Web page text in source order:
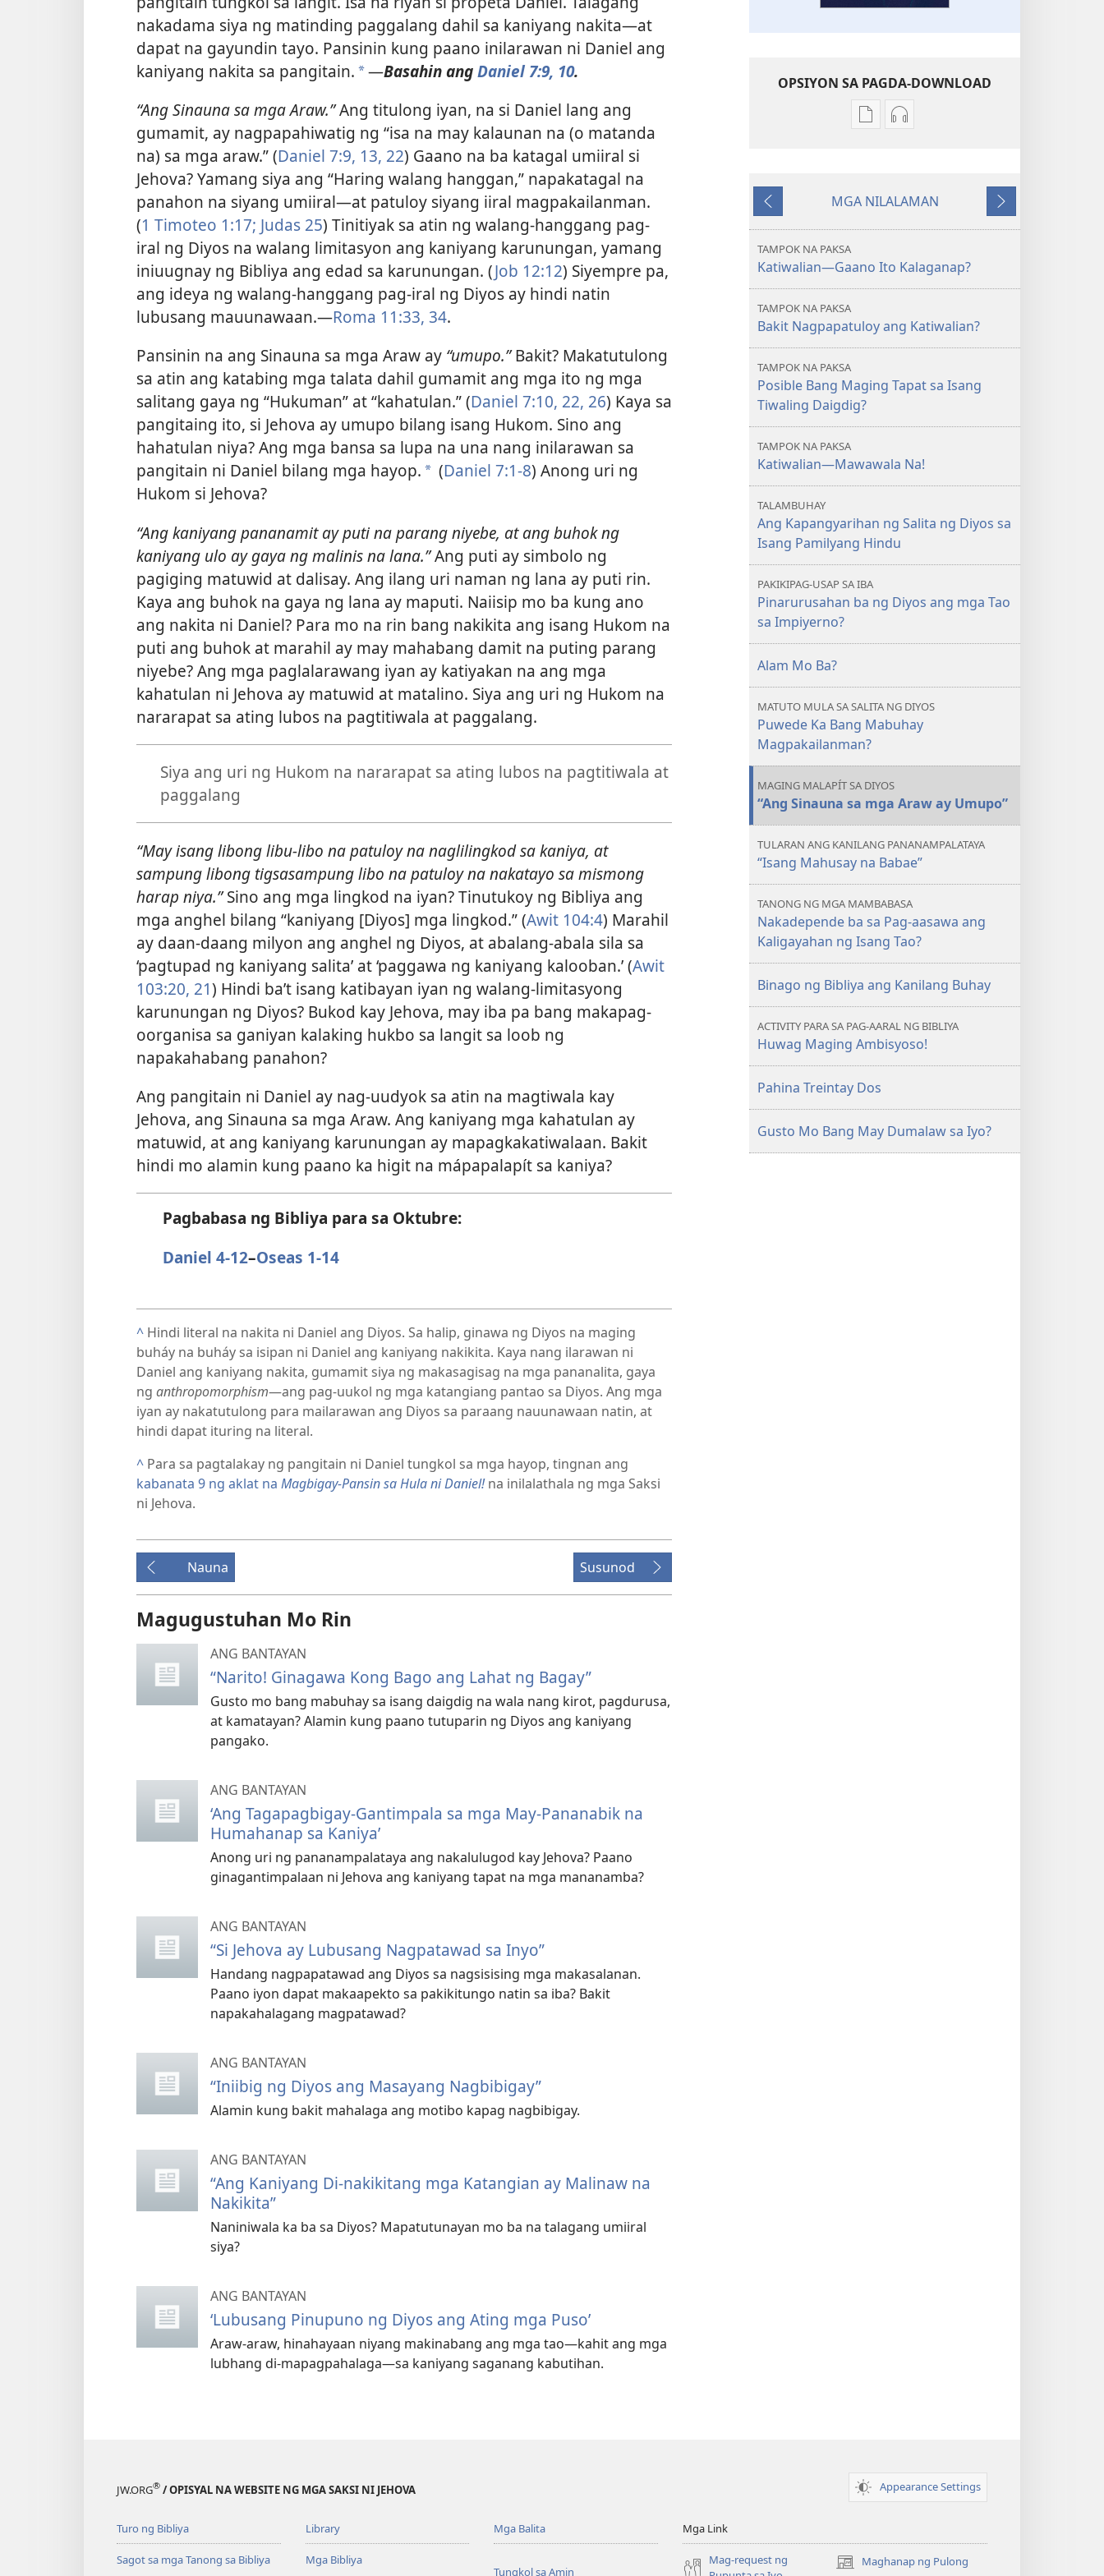
nakadama siya ng matinding paggalang dahil sa kaniyang nakita​—at
dapat na gayundin tayo. Pansinin kung paano inilarawan ni Daniel ang
kaniyang nakita sa pangitain. *​—Basahin angDaniel 7:9, 10.
“Ang Sinauna sa mga Araw.”Ang titulong iyan, na si Daniel lang ang
gumamit, ay nagpapahiwatig ng “isa na may kalaunan na (o matanda
na) sa mga araw.” (Daniel 7:9, 13, 22) Gaano na ba katagal umiiral si
Jehova? Yamang siya ang “Haring walang hanggan,” napakatagal na
panahon na siyang umiiral​—at patuloy siyang iiral magpakailanman.
(1 Timoteo 1:17; Judas 25) Tinitiyak sa atin ng walang-hanggang pag-
iral ng Diyos na walang limitasyon ang kaniyang karunungan, yamang
iniuugnay ng Bibliya ang edad sa karunungan. (Job 12:12) Siyempre pa,
ang ideya ng walang-hanggang pag-iral ng Diyos ay hindi natin
lubusang mauunawaan.​—Roma 11:33, 34.
Pansinin na ang Sinauna sa mga Araw ay “umupo.”Bakit? Makatutulong
sa atin ang katabing mga talata dahil gumamit ang mga ito ng mga
salitang gaya ng “Hukuman” at “kahatulan.” (Daniel 7:10, 22, 26) Kaya sa
pangitaing ito, si Jehova ay umupo bilang isang Hukom. Sino ang
hahatulan niya? Ang mga bansa sa lupa na una nang inilarawan sa
pangitain ni Daniel bilang mga hayop. * (Daniel 7:1-8) Anong uri ng
Hukom si Jehova?
“Ang kaniyang pananamit ay puti na parang niyebe, at ang buhok ng
kaniyang ulo ay gaya ng malinis na lana.”Ang puti ay simbolo ng
pagiging matuwid at dalisay. Ang ilang uri naman ng lana ay puti rin.
Kaya ang buhok na gaya ng lana ay maputi. Naiisip mo ba kung ano
ang nakita ni Daniel? Para mo na rin bang nakikita ang isang Hukom na
puti ang buhok at marahil ay may mahabang damit na puting parang
niyebe? Ang mga paglalarawang iyan ay katiyakan na ang mga
kahatulan ni Jehova ay matuwid at matalino. Siya ang uri ng Hukom na
nararapat sa ating lubos na pagtitiwala at paggalang.
Siya ang uri ng Hukom na nararapat sa ating lubos na pagtitiwala at
paggalang
“May isang libong libu-libo na patuloy na naglilingkod sa kaniya, at
sampung libong tigsasampung libo na patuloy na nakatayo sa mismong
harap niya.”Sino ang mga lingkod na iyan? Tinutukoy ng Bibliya ang
mga anghel bilang “kaniyang [Diyos] mga lingkod.” (Awit 104:4) Marahil
ay daan-daang milyon ang anghel ng Diyos, at abalang-abala sila sa
‘pagtupad ng kaniyang salita’ at ‘paggawa ng kaniyang kalooban.’ (Awit
103:20, 21) Hindi ba’t isang katibayan iyan ng walang-limitasyong
karunungan ng Diyos? Bukod kay Jehova, may iba pa bang makapag-
oorganisa sa ganiyan kalaking hukbo sa langit sa loob ng
napakahabang panahon?
Ang pangitain ni Daniel ay nag-uudyok sa atin na magtiwala kay
Jehova, ang Sinauna sa mga Araw. Ang kaniyang mga kahatulan ay
matuwid, at ang kaniyang karunungan ay mapagkakatiwalaan. Bakit
hindi mo alamin kung paano ka higit na mápapalapít sa kaniya?
Pagbabasa ng Bibliya para sa Oktubre:
Daniel 4-12–Oseas 1-14
^ Hindi literal na nakita ni Daniel ang Diyos. Sa halip, ginawa ng Diyos na maging
buháy na buháy sa isipan ni Daniel ang kaniyang nakikita. Kaya nang ilarawan ni
Daniel ang kaniyang nakita, gumamit siya ng makasagisag na mga pananalita, gaya
ng anthropomorphism​—ang pag-uukol ng mga katangiang pantao sa Diyos. Ang mga
iyan ay nakatutulong para mailarawan ang Diyos sa paraang nauunawaan natin, at
hindi dapat ituring na literal.
^ Para sa pagtalakay ng pangitain ni Daniel tungkol sa mga hayop, tingnan ang
kabanata 9 ng aklat na Magbigay-Pansin sa Hula ni Daniel!na inilalathala ng mga Saksi
ni Jehova.
Nauna Susunod
Magugustuhan Mo Rin
ANG BANTAYAN
“Narito! Ginagawa Kong Bago ang Lahat ng Bagay”
Gusto mo bang mabuhay sa isang daigdig na wala nang kirot, pagdurusa,
at kamatayan? Alamin kung paano tutuparin ng Diyos ang kaniyang
pangako.
ANG BANTAYAN
‘Ang Tagapagbigay-Gantimpala sa mga May-Pananabik na
Humahanap sa Kaniya’
Anong uri ng pananampalataya ang nakalulugod kay Jehova? Paano
ginagantimpalaan ni Jehova ang kaniyang tapat na mga mananamba?
ANG BANTAYAN
“Si Jehova ay Lubusang Nagpatawad sa Inyo”
Handang nagpapatawad ang Diyos sa nagsisising mga makasalanan.
Paano iyon dapat makaapekto sa pakikitungo natin sa iba? Bakit
napakahalagang magpatawad?
ANG BANTAYAN
“Iniibig ng Diyos ang Masayang Nagbibigay”
Alamin kung bakit mahalaga ang motibo kapag nagbibigay.
ANG BANTAYAN
“Ang Kaniyang Di-nakikitang mga Katangian ay Malinaw na
Nakikita”
Naniniwala ka ba sa Diyos? Mapatutunayan mo ba na talagang umiiral
siya?
ANG BANTAYAN
‘Lubusang Pinupuno ng Diyos ang Ating mga Puso’
Araw-araw, hinahayaan niyang makinabang ang mga tao—kahit ang mga
lubhang di-mapagpahalaga—sa kaniyang saganang kabutihan.
OPSIYON SA PAGDA-DOWNLOAD
Opsiyon
ng
BANTAYAN
Oktubre 2012
Opsiyon
ng
BANTAYAN
Oktubre 2012
Nauna
MGA NILALAMAN
Susunod
TAMPOK NA PAKSA
Katiwalian—Gaano Ito Kalaganap?
TAMPOK NA PAKSA
Bakit Nagpapatuloy ang Katiwalian?
TAMPOK NA PAKSA
Posible Bang Maging Tapat sa Isang
Tiwaling Daigdig?
TAMPOK NA PAKSA
Katiwalian—Mawawala Na!
TALAMBUHAY
Ang Kapangyarihan ng Salita ng Diyos sa
Isang Pamilyang Hindu
PAKIKIPAG-USAP SA IBA
Pinarurusahan ba ng Diyos ang mga Tao
sa Impiyerno?
Alam Mo Ba?
MATUTO MULA SA SALITA NG DIYOS
Puwede Ka Bang Mabuhay
Magpakailanman?
MAGING MALAPÍT SA DIYOS
“Ang Sinauna sa mga Araw ay Umupo”
TULARAN ANG KANILANG PANANAMPALATAYA
“Isang Mahusay na Babae”
TANONG NG MGA MAMBABASA
Nakadepende ba sa Pag-aasawa ang
Kaligayahan ng Isang Tao?
Binago ng Bibliya ang Kanilang Buhay
ACTIVITY PARA SA PAG-AARAL NG BIBLIYA
Huwag Maging Ambisyoso!
Pahina Treintay Dos
Gusto Mo Bang May Dumalaw sa Iyo?
JW.ORG® / OPISYAL NA WEBSITE NG MGA SAKSI NI JEHOVA Appearance Settings
Turo ng Bibliya
Sagot sa mga Tanong sa Bibliya
Library
Mga Bibliya
Mga Balita
Tungkol sa Amin
Mga Link
Mag-request ng
Maghanap ng Pulong
(may